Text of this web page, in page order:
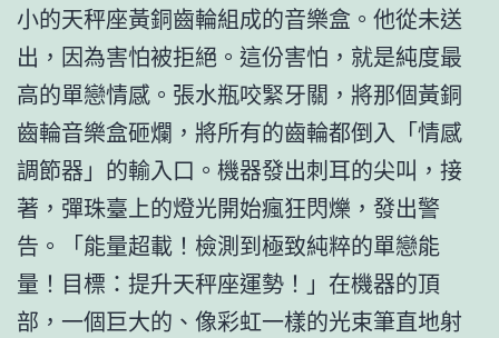
小的天秤座黃銅齒輪組成的音樂盒。他從未送
出，因為害怕被拒絕。這份害怕，就是純度最
高的單戀情感。張水瓶咬緊牙關，將那個黃銅
齒輪音樂盒砸爛，將所有的齒輪都倒入「情感
調節器」的輸入口。機器發出刺耳的尖叫，接
著，彈珠臺上的燈光開始瘋狂閃爍，發出警
告。「能量超載！檢測到極致純粹的單戀能
量！目標：提升天秤座運勢！」在機器的頂
部，一個巨大的、像彩虹一樣的光束筆直地射